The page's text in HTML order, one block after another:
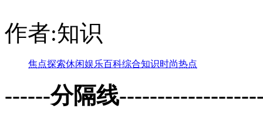
作者:知识
焦点探索休闲娱乐百科综合知识时尚热点
------分隔线